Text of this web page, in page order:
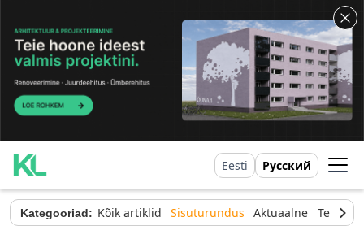
Eesti Русский
Kategooriad: Kõik artiklid Sisuturundus Aktuaalne